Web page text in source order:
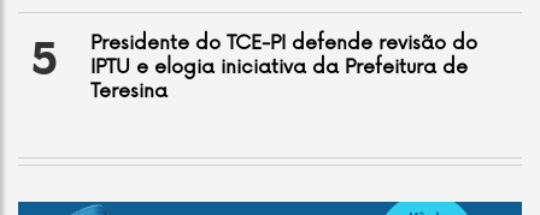
5
Presidente do TCE-PI defende revisão do
IPTU e elogia iniciativa da Prefeitura de
Teresina